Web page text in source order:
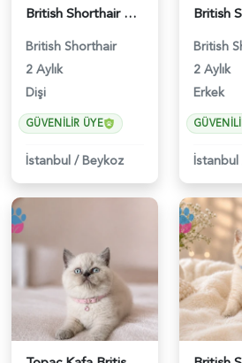
British Shorthair Golden Chinchilla Dişi - 5207
British Shorthair
2 Aylık
Dişi
GÜVENILIR ÜYE
İstanbul /Beykoz
British
2 Aylık
Erkek
İstanbul